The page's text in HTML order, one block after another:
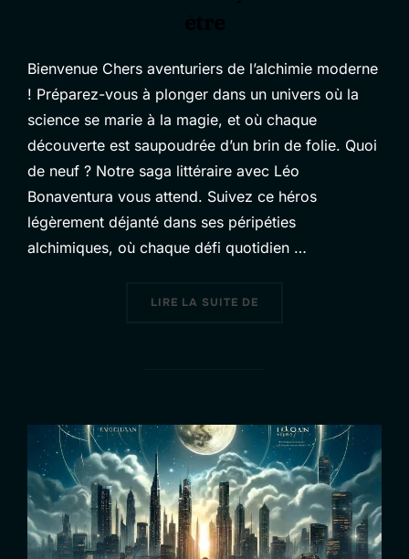
Bienvenue Chers aventuriers de l’alchimie moderne
! Préparez-vous à plonger dans un univers où la
science se marie à la magie, et où chaque
découverte est saupoudrée d’un brin de folie. Quoi
de neuf ? Notre saga littéraire avec Léo
Bonaventura vous attend. Suivez ce héros
légèrement déjanté dans ses péripéties
alchimiques, où chaque défi quotidien …
LIRE LA SUITE DE